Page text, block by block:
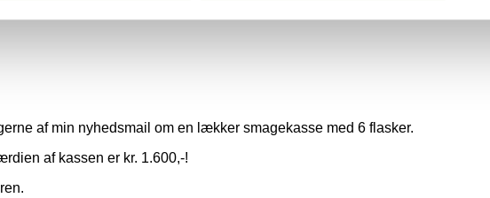
SMS tilbud én gang hver måned, så kan du tilmelde dig
af min nyhedsmail om en lækker smagekasse med 6 flasker.
af kassen er kr. 1.600,-!